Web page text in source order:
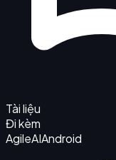
Tài liệu
Đi kèm
AgileAIAndroid